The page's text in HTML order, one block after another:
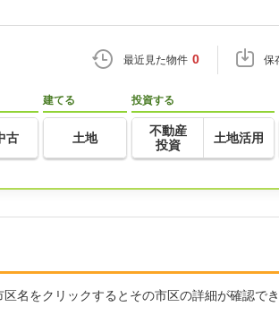
最近見た物件 0 保
古
建てる
土地
投資する
不動産
投資
土地活用
名をクリックするとその市区の詳細が確認で